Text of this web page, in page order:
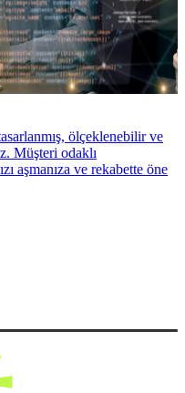
ölçeklenebilir ve
Müşteri odaklı
aşmanıza ve rekabette öne